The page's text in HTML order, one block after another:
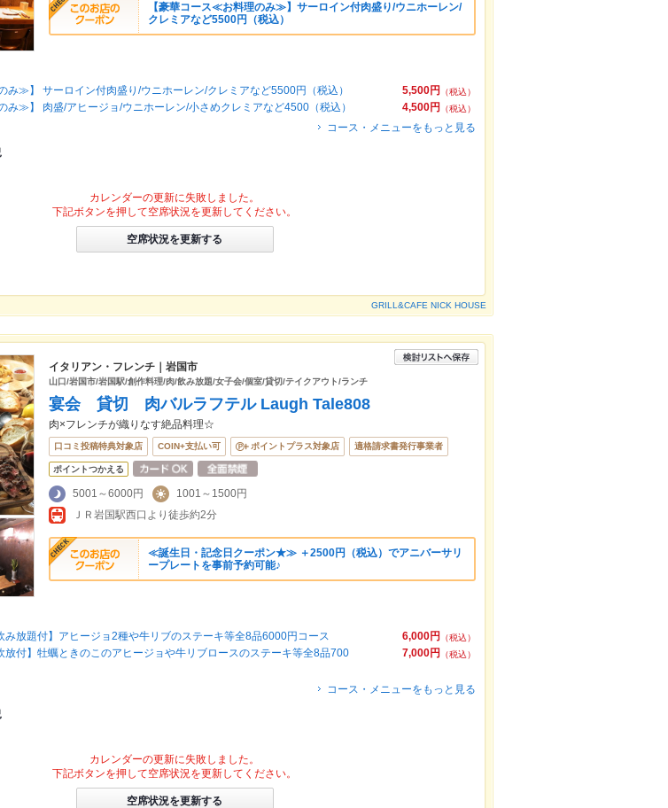
【豪華コース≪お料理のみ≫】サーロイン付肉盛り/ウニホーレン/
クレミアなど5500円（税込）
5,500円
（税込）
み≫】 サーロイン付肉盛り/ウニホーレン/クレミアなど5500円（税込）
4,500円
（税込）
み≫】 肉盛/アヒージョ/ウニホーレン/小さめクレミアなど4500（税込）
コース・メニューをもっと見る
カレンダーの更新に失敗しました。
下記ボタンを押して空席状況を更新してください。
空席状況を更新する
GRILL&CAFE NICK HOUSE
イタリアン・フレンチ｜岩国市
山口/岩国市/岩国駅/創作料理/肉/飲み放題/女子会/個室/貸切/テイクアウト/ランチ
宴会 貸切 肉バルラフテル Laugh Tale808
肉×フレンチが織りなす絶品料理☆
口コミ投稿特典対象店 COIN+支払い可 ポイントプラス対象店 適格請求書発行事業者
ポイントつかえる
5001～6000円
1001～1500円
ＪＲ岩国駅西口より徒歩約2分
≪誕生日・記念日クーポン★≫ ＋2500円（税込）でアニバーサリ
ープレートを事前予約可能♪
6,000円
（税込）
み放題付】アヒージョ2種や牛リブのステーキ等全8品6000円コース
7,000円
（税込）
放付】牡蠣ときのこのアヒージョや牛リブロースのステーキ等全8品700
コース・メニューをもっと見る
カレンダーの更新に失敗しました。
下記ボタンを押して空席状況を更新してください。
空席状況を更新する